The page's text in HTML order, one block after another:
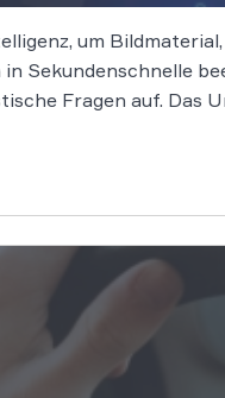
um
Sekundenschnelle
Fragen auf. Das